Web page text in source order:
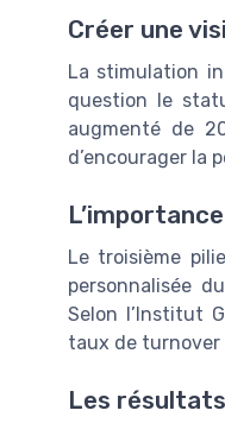
Créer une
La stimulation
question le
augmenté de
d’encourager la
Le troisième
personnalisée
Selon l’Institut
taux de turnover
Les